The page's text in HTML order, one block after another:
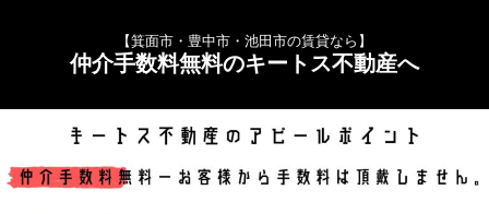
【箕面市・豊中市・池田市の賃貸なら】
仲介手数料無料のキートス不動産へ